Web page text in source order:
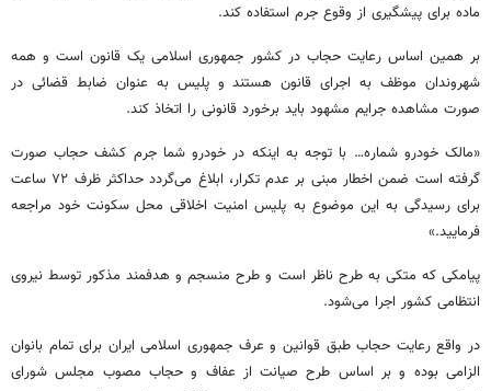
ماده برای پیشگیری از وقوع جرم استفاده کند.
بر همین اساس رعایت حجاب در کشور جمهوری اسلامی یک قانون است و همه
شهروندان موظف به اجرای قانون هستند و پلیس به عنوان ضابط قضائی در
صورت مشاهده جرایم مشهود باید برخورد قانونی را اتخاذ کند.
«مالک خودرو شماره… با توجه به اینکه در خودرو شما جرم کشف حجاب صورت
گرفته است ضمن اخطار مبنی بر عدم تکرار، ابلاغ می‌گردد حداکثر ظرف ۷۲ ساعت
برای رسیدگی به این موضوع به پلیس امنیت اخلاقی محل سکونت خود مراجعه
فرمایید.»
پیامکی که متکی به طرح ناظر است و طرح منسجم و هدفمند مذکور توسط نیروی
انتظامی کشور اجرا می‌شود.
در واقع رعایت حجاب طبق قوانین و عرف جمهوری اسلامی ایران برای تمام بانوان
الزامی بوده و بر اساس طرح صیانت از عفاف و حجاب مصوب مجلس شورای